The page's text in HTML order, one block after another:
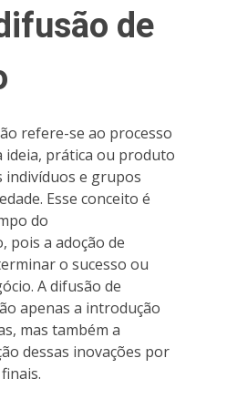
de
refere-se ao processo
ideia, prática ou produto
indivíduos e grupos
Esse conceito é
do
pois a adoção de
o sucesso ou
A difusão de
apenas a introdução
mas também a
dessas inovações por